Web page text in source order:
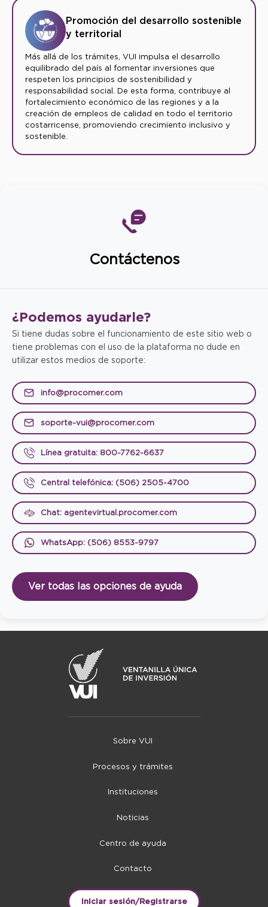
Promoción del desarrollo sostenible
y territorial
Más allá de los trámites, VUI impulsa el desarrollo
equilibrado del país al fomentar inversiones que
respeten los principios de sostenibilidad y
responsabilidad social. De esta forma, contribuye al
fortalecimiento económico de las regiones y a la
creación de empleos de calidad en todo el territorio
costarricense, promoviendo crecimiento inclusivo y
sostenible.
Contáctenos
¿Podemos ayudarle?
Si tiene dudas sobre el funcionamiento de este sitio web o
tiene problemas con el uso de la plataforma no dude en
utilizar estos medios de soporte:
info@procomer.com
soporte-vui@procomer.com
Línea gratuita: 800-7762-6637
Central telefónica: (506) 2505-4700
Chat: agentevirtual.procomer.com
WhatsApp: (506) 8553-9797
Ver todas las opciones de ayuda
Sobre VUI
Procesos y trámites
Instituciones
Noticias
Centro de ayuda
Contacto
Iniciar sesión/Registrarse